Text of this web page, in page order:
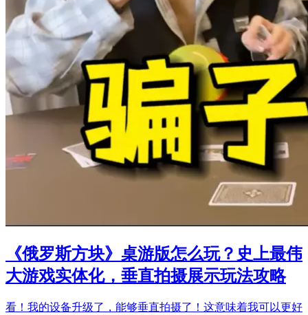
《俄罗斯方块》桌游版怎么玩？史上最伟
大游戏实体化，垂直拍摄展示玩法攻略
看！我的设备升级了，能够垂直拍摄了！这意味着我可以更好